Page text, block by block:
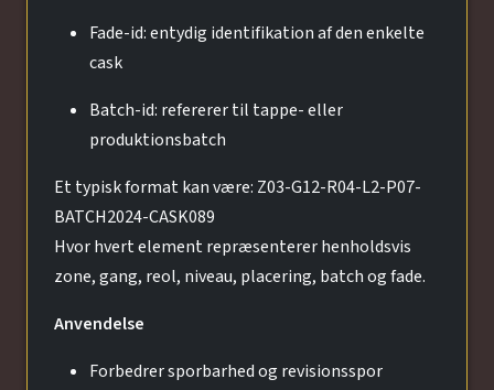
Fade-id: entydig identifikation af den enkelte
cask
Batch-id: refererer til tappe- eller
produktionsbatch
Et typisk format kan være: Z03-G12-R04-L2-P07-
BATCH2024-CASK089
Hvor hvert element repræsenterer henholdsvis
zone, gang, reol, niveau, placering, batch og fade.
Anvendelse
Forbedrer sporbarhed og revisionsspor